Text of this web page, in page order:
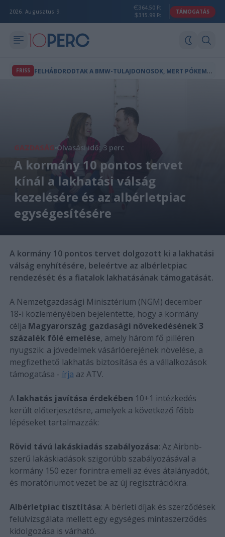
2026. Augusztus 9.
364.50 Ft
315.99 Ft
TÁMOGATÁS
FRISS F
ELHÁBORODTAK A BMW-TULAJDONOSOK, MERT PÓKEMBER-REKLÁM JELENT MEG AZ AUTÓIK FEDÉLZETI KÉPERNYŐJÉN
GAZDASÁG Olvasási idő: 3 perc
A kormány 10 pontos tervet
kínál a lakhatási válság
kezelésére és az albérletpiac
egységesítésére
A kormány 10 pontos tervet dolgozott ki a lakhatási
válság enyhítésére, beleértve az albérletpiac
rendezését és a fiatalok lakhatásának támogatását.
A Nemzetgazdasági Minisztérium (NGM) december
18-i közleményében bejelentette, hogy a kormány
célja Magyarország gazdasági növekedésének 3
százalék fölé emelése, amely három fő pilléren
nyugszik: a jövedelmek vásárlóerejének növelése, a
megfizethető lakhatás biztosítása és a vállalkozások
támogatása - írja az ATV.
A lakhatás javítása érdekében 10+1 intézkedés
került előterjesztésre, amelyek a következő főbb
lépéseket tartalmazzák:
Rövid távú lakáskiadás szabályozása: Az Airbnb-
szerű lakáskiadások szigorúbb szabályozásával a
kormány 150 ezer forintra emeli az éves átalányadót,
és moratóriumot vezet be az új regisztrációkra.
Albérletpiac tisztítása: A bérleti díjak és szerződések
felülvizsgálata mellett egy egységes mintaszerződés
kidolgozása is várható.